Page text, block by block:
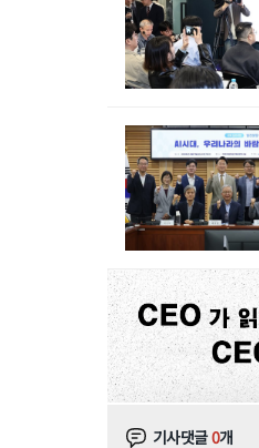
기사댓글0개